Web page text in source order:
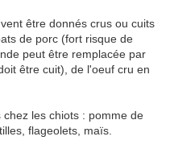
être donnés crus ou cuits
de porc (fort risque de
peut être remplacée par
être cuit), de l'oeuf cru en
les chiots : pomme de
flageolets, maïs.